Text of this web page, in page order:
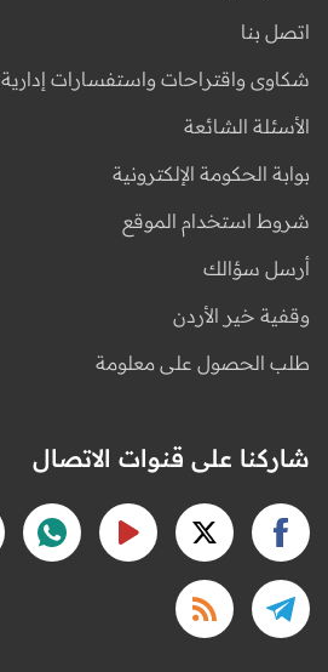
اتصل بنا
شكاوى واقتراحات واستفسارات إدارية
الأسئلة الشائعة
بوابة الحكومة الإلكترونية
شروط استخدام الموقع
أرسل سؤالك
وقفية خير الأردن
طلب الحصول على معلومة
شاركنا على قنوات الاتصال